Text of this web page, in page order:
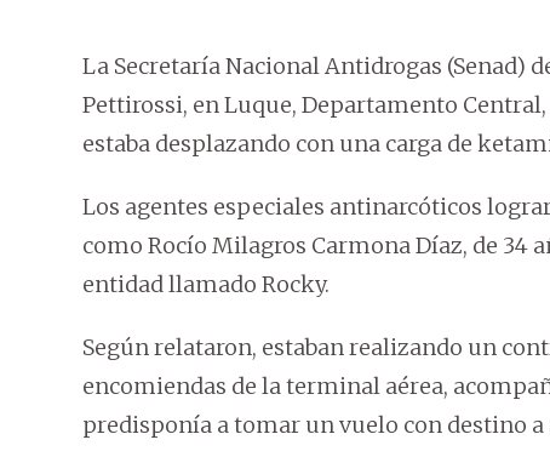
La Secretaría Nacional Antidrogas (Senad)
Pettirossi, en Luque, Departamento
estaba desplazando con una carga de
Los agentes especiales antinarcóticos
como Rocío Milagros Carmona Díaz, de 34
entidad llamado Rocky.
Según relataron, estaban realizando un
encomiendas de la terminal aérea,
predisponía a tomar un vuelo con destino a